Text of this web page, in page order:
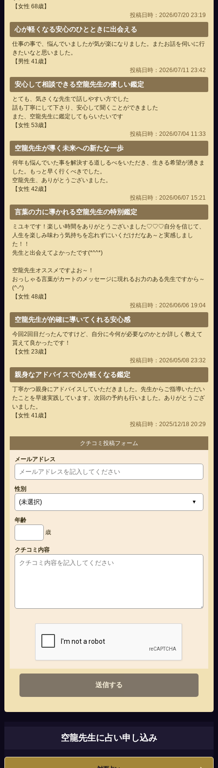
【女性 68歳】
投稿日時：2026/07/20 23:19
心が軽くなる安心のひとときに出会える
仕事の事で、悩んでいましたが気が楽になりました。またお話を伺いに行
きたいなと思いました。
【男性 41歳】
投稿日時：2026/07/11 23:42
安心して相談できる空龍先生の優しい鑑定
とても、気さくな先生で話しやすい方でした
話も丁寧にして下さり、安心して聞くことができました
また、空龍先生に鑑定してもらいたいです
【女性 53歳】
投稿日時：2026/07/04 11:33
空龍先生が導く未来への新たな一歩
何年も悩んでいた事を解決する道しるべをいただき、生きる希望が湧きま
した。もっと早く行くべきでした。
空龍先生、ありがとうございました。
【女性 42歳】
投稿日時：2026/06/07 15:21
言葉の力に導かれる空龍先生の特別鑑定
ミユキです！楽しい時間をありがとうございました♡♡♡自分を信じて、
人生を楽しみ味わう気持ちを忘れずにいくだけだなあ～と実感しまし
た！！
先生と出会えてよかったです(*^^*)
空龍先生オススメですよお～！
おっしゃる言葉がカートのメッセージに現れるお力のある先生ですから～
(^-^)
【女性 48歳】
投稿日時：2026/06/06 19:04
空龍先生が的確に導いてくれる安心感
今回2回目だったんですけど、自分に今何が必要なのかとか詳しく教えて
貰えて良かったです！
【女性 23歳】
投稿日時：2026/05/08 23:32
親身なアドバイスで心が軽くなる鑑定
丁寧かつ親身にアドバイスしていただきました。先生からご指導いただい
たことを早速実践しています。次回の予約も行いました。ありがとうござ
いました。
【女性 41歳】
投稿日時：2025/12/18 20:29
クチコミ投稿フォーム
メールアドレス
性別
年齢
歳
クチコミ内容
送信する
空龍先生に占い申し込み